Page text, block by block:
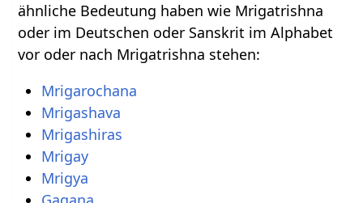
ähnliche Bedeutung haben wie Mrigatrishna
oder im Deutschen oder Sanskrit im Alphabet
vor oder nach Mrigatrishna stehen:
Mrigarochana
Mrigashava
Mrigashiras
Mrigay
Mrigya